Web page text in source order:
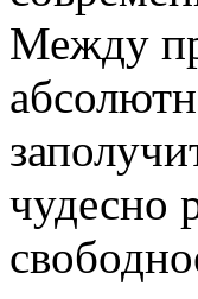
Между
чудесно